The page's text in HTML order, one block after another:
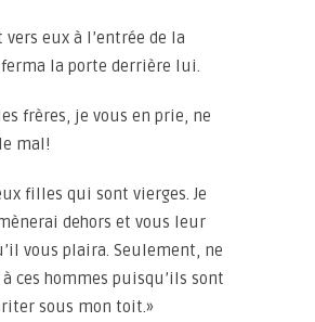
eux à l’entrée de la
la porte derrière lui.
frères, je vous en prie, ne
mal!
filles qui sont vierges. Je
dehors et vous leur
vous plaira. Seulement, ne
ces hommes puisqu’ils sont
sous mon toit.»